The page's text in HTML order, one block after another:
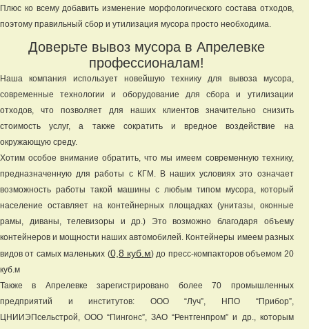
Плюс ко всему добавить изменение морфологического состава отходов,
поэтому правильный сбор и утилизация мусора просто необходима.
Доверьте вывоз мусора в Апрелевке
профессионалам!
Наша компания использует новейшую технику для вывоза мусора,
современные технологии и оборудование для сбора и утилизации
отходов, что позволяет для наших клиентов значительно снизить
стоимость услуг, а также сократить и вредное воздействие на
окружающую среду.
Хотим особое внимание обратить, что мы имеем современную технику,
предназначенную для работы с КГМ. В наших условиях это означает
возможность работы такой машины с любым типом мусора, который
население оставляет на контейнерных площадках (унитазы, оконные
рамы, диваны, телевизоры и др.) Это возможно благодаря объему
контейнеров и мощности наших автомобилей. Контейнеры имеем разных
видов от самых маленьких (0,8 куб.м) до пресс-компакторов объемом 20
куб.м
Также в Апрелевке зарегистрировано более 70 промышленных
предприятий и институтов: ООО “Луч”, НПО “Прибор”,
ЦНИИЭПсельстрой, ООО “Пингонс”, ЗАО “Рентгенпром” и др., которым